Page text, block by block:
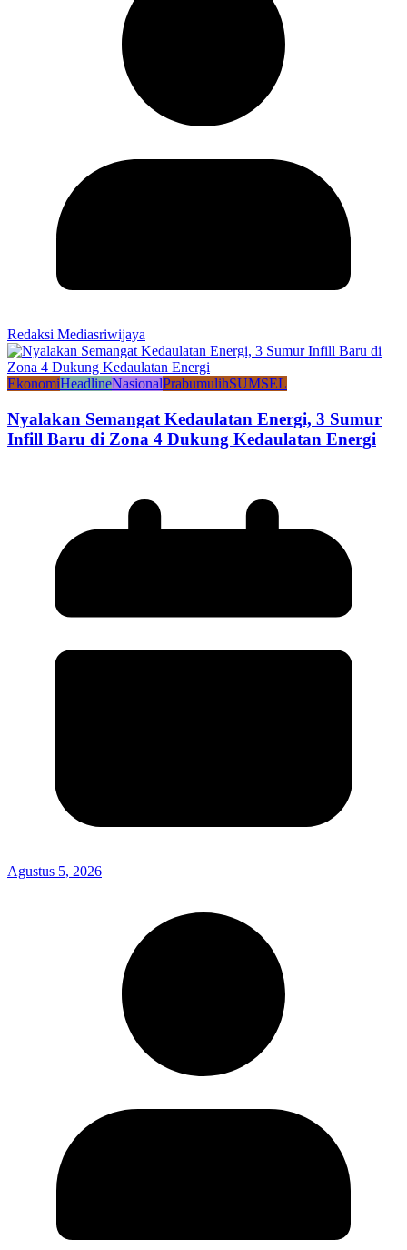
Redaksi Mediasriwijaya
EkonomiHeadlineNasionalPrabumulihSUMSEL
Nyalakan Semangat Kedaulatan Energi, 3 Sumur
Infill Baru di Zona 4 Dukung Kedaulatan Energi
Agustus 5, 2026